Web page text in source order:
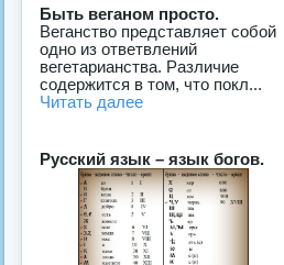
Быть веганом просто.
Веганство представляет собой
одно из ответвлений
вегетарианства. Различие
содержится в том, что покл...
Читать далее
Русский язык – язык богов.